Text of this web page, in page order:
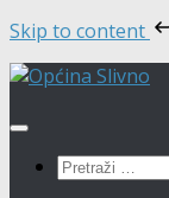
Skip to content
Skip
content
Pretraži: